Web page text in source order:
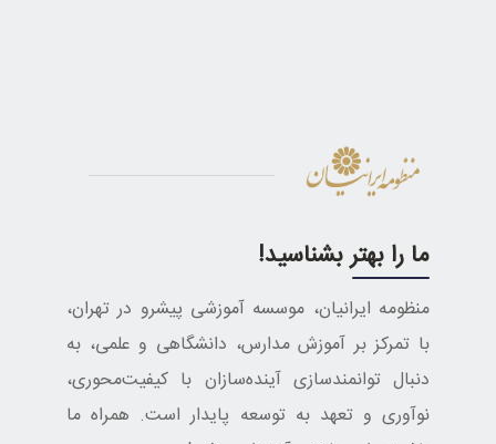
ما را بهتر بشناسید!
منظومه ایرانیان، موسسه آموزشی پیشرو در تهران،
با تمرکز بر آموزش مدارس، دانشگاهی و علمی، به
دنبال توانمندسازی آینده‌سازان با کیفیت‌محوری،
نوآوری و تعهد به توسعه پایدار است. همراه ما